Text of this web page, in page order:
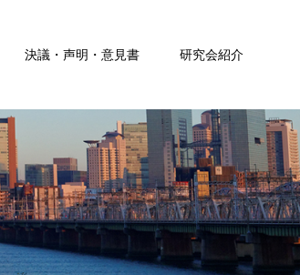
決議・声明・意見書 研究会紹介